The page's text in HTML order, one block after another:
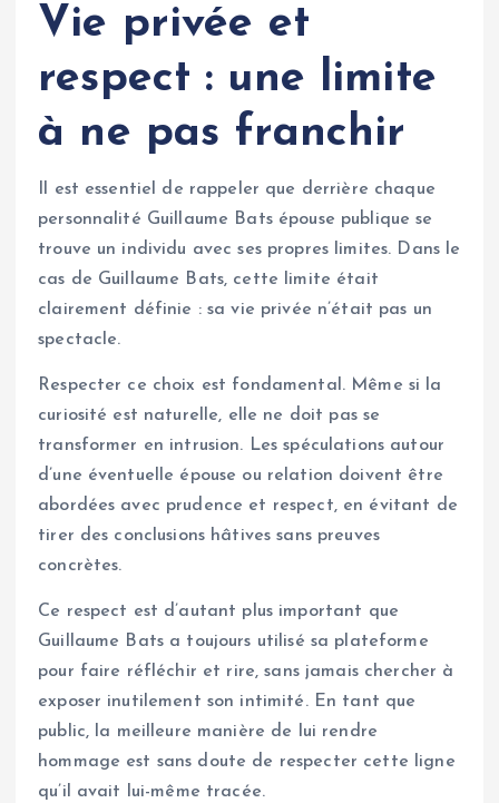
Vie privée et
respect : une limite
à ne pas franchir
Il est essentiel de rappeler que derrière chaque
personnalité Guillaume Bats épouse publique se
trouve un individu avec ses propres limites. Dans le
cas de Guillaume Bats, cette limite était
clairement définie : sa vie privée n’était pas un
spectacle.
Respecter ce choix est fondamental. Même si la
curiosité est naturelle, elle ne doit pas se
transformer en intrusion. Les spéculations autour
d’une éventuelle épouse ou relation doivent être
abordées avec prudence et respect, en évitant de
tirer des conclusions hâtives sans preuves
concrètes.
Ce respect est d’autant plus important que
Guillaume Bats a toujours utilisé sa plateforme
pour faire réfléchir et rire, sans jamais chercher à
exposer inutilement son intimité. En tant que
public, la meilleure manière de lui rendre
hommage est sans doute de respecter cette ligne
qu’il avait lui-même tracée.